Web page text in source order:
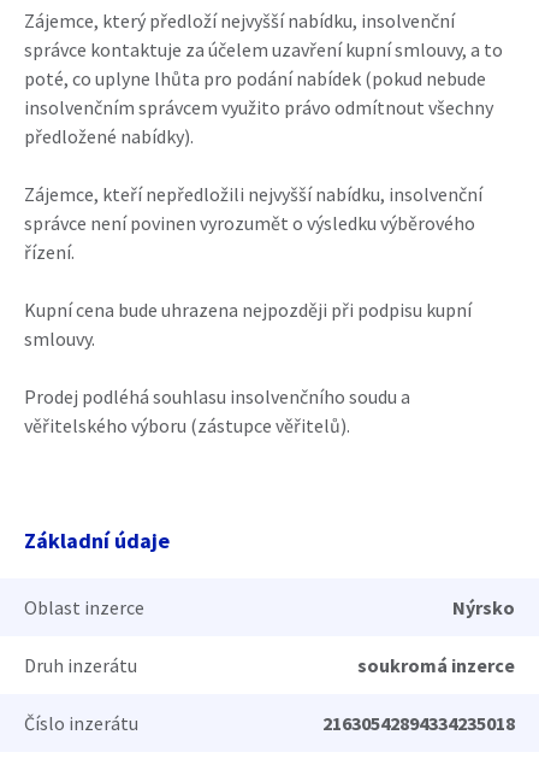
Zájemce, který předloží nejvyšší nabídku, insolvenční
správce kontaktuje za účelem uzavření kupní smlouvy, a to
poté, co uplyne lhůta pro podání nabídek (pokud nebude
insolvenčním správcem využito právo odmítnout všechny
předložené nabídky).
Zájemce, kteří nepředložili nejvyšší nabídku, insolvenční
správce není povinen vyrozumět o výsledku výběrového
řízení.
Kupní cena bude uhrazena nejpozději při podpisu kupní
smlouvy.
Prodej podléhá souhlasu insolvenčního soudu a
věřitelského výboru (zástupce věřitelů).
Základní údaje
Oblast inzerce Nýrsko
Druh inzerátu soukromá inzerce
Číslo inzerátu 21630542894334235018